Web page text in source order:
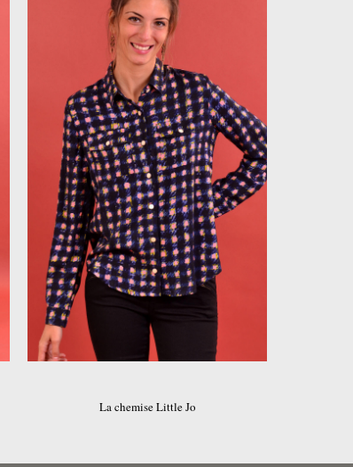
La chemise Little Jo